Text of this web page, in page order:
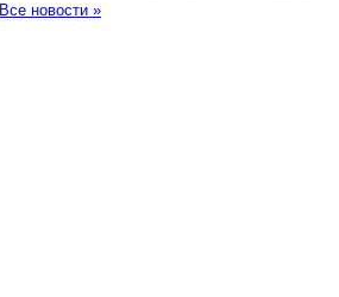
Все новости »